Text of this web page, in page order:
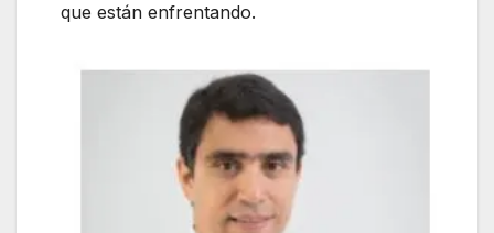
que están enfrentando.